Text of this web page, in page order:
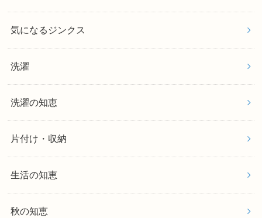
気になるジンクス
洗濯
洗濯の知恵
片付け・収納
生活の知恵
秋の知恵